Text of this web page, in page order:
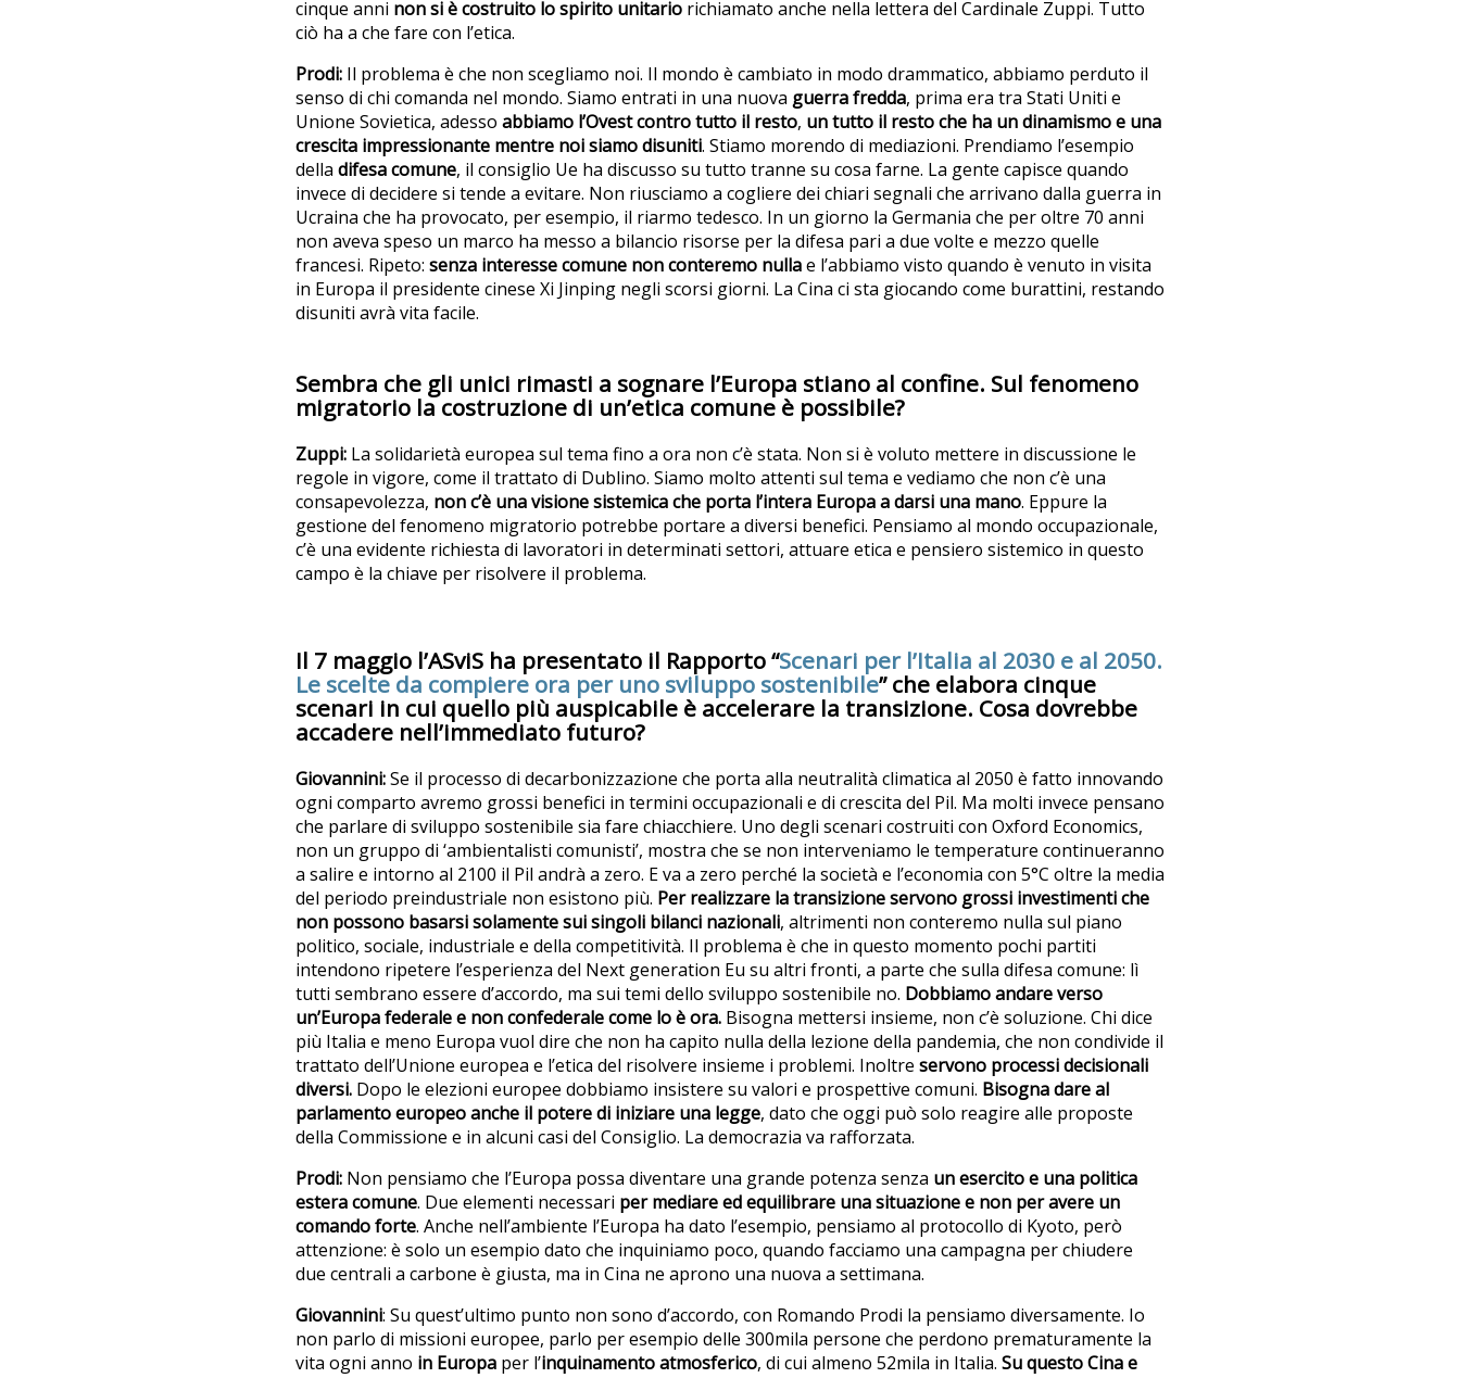
cinque anni non si è costruito lo spirito unitario richiamato anche nella lettera del Cardinale Zuppi. Tutto
ciò ha a che fare con l’etica.
Prodi: Il problema è che non scegliamo noi. Il mondo è cambiato in modo drammatico, abbiamo perduto il
senso di chi comanda nel mondo. Siamo entrati in una nuova guerra fredda, prima era tra Stati Uniti e
Unione Sovietica, adesso abbiamo l’Ovest contro tutto il resto, un tutto il resto che ha un dinamismo e una
crescita impressionante mentre noi siamo disuniti. Stiamo morendo di mediazioni. Prendiamo l’esempio
della difesa comune, il consiglio Ue ha discusso su tutto tranne su cosa farne. La gente capisce quando
invece di decidere si tende a evitare. Non riusciamo a cogliere dei chiari segnali che arrivano dalla guerra in
Ucraina che ha provocato, per esempio, il riarmo tedesco. In un giorno la Germania che per oltre 70 anni
non aveva speso un marco ha messo a bilancio risorse per la difesa pari a due volte e mezzo quelle
francesi. Ripeto: senza interesse comune non conteremo nullae l’abbiamo visto quando è venuto in visita
in Europa il presidente cinese Xi Jinping negli scorsi giorni. La Cina ci sta giocando come burattini, restando
disuniti avrà vita facile.
Sembra che gli unici rimasti a sognare l’Europa stiano al confine. Sul fenomeno
migratorio la costruzione di un’etica comune è possibile?
Zuppi: La solidarietà europea sul tema fino a ora non c’è stata. Non si è voluto mettere in discussione le
regole in vigore, come il trattato di Dublino. Siamo molto attenti sul tema e vediamo che non c’è una
consapevolezza, non c’è una visione sistemica che porta l’intera Europa a darsi una mano. Eppure la
gestione del fenomeno migratorio potrebbe portare a diversi benefici. Pensiamo al mondo occupazionale,
c’è una evidente richiesta di lavoratori in determinati settori, attuare etica e pensiero sistemico in questo
campo è la chiave per risolvere il problema.
Il 7 maggio l’ASviS ha presentato il Rapporto “Scenari per l’Italia al 2030 e al 2050.
Le scelte da compiere ora per uno sviluppo sostenibile” che elabora cinque
scenari in cui quello più auspicabile è accelerare la transizione. Cosa dovrebbe
accadere nell’immediato futuro?
Giovannini:Se il processo di decarbonizzazione che porta alla neutralità climatica al 2050 è fatto innovando
ogni comparto avremo grossi benefici in termini occupazionali e di crescita del Pil. Ma molti invece pensano
che parlare di sviluppo sostenibile sia fare chiacchiere. Uno degli scenari costruiti con Oxford Economics,
non un gruppo di ‘ambientalisti comunisti’, mostra che se non interveniamo le temperature continueranno
a salire e intorno al 2100 il Pil andrà a zero. E va a zero perché la società e l’economia con 5°C oltre la media
del periodo preindustriale non esistono più. Per realizzare la transizione servono grossi investimenti che
non possono basarsi solamente sui singoli bilanci nazionali, altrimenti non conteremo nulla sul piano
politico, sociale, industriale e della competitività. Il problema è che in questo momento pochi partiti
intendono ripetere l’esperienza del Next generation Eu su altri fronti, a parte che sulla difesa comune: lì
tutti sembrano essere d’accordo, ma sui temi dello sviluppo sostenibile no. Dobbiamo andare verso
un’Europa federale e non confederale come lo è ora. Bisogna mettersi insieme, non c’è soluzione. Chi dice
più Italia e meno Europa vuol dire che non ha capito nulla della lezione della pandemia, che non condivide il
trattato dell’Unione europea e l’etica del risolvere insieme i problemi. Inoltre servono processi decisionali
diversi. Dopo le elezioni europee dobbiamo insistere su valori e prospettive comuni. Bisogna dare al
parlamento europeo anche il potere di iniziare una legge, dato che oggi può solo reagire alle proposte
della Commissione e in alcuni casi del Consiglio. La democrazia va rafforzata.
Prodi: Non pensiamo che l’Europa possa diventare una grande potenza senza un esercito e una politica
estera comune. Due elementi necessari per mediare ed equilibrare una situazione e non per avere un
comando forte. Anche nell’ambiente l’Europa ha dato l’esempio, pensiamo al protocollo di Kyoto, però
attenzione: è solo un esempio dato che inquiniamo poco, quando facciamo una campagna per chiudere
due centrali a carbone è giusta, ma in Cina ne aprono una nuova a settimana.
Giovannini: Su quest’ultimo punto non sono d’accordo, con Romando Prodi la pensiamo diversamente. Io
non parlo di missioni europee, parlo per esempio delle 300mila persone che perdono prematuramente la
vita ogni anno in Europa per l’inquinamento atmosferico, di cui almeno 52mila in Italia. Su questo Cina e